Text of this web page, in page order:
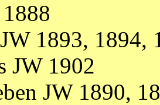
1893, 1894,
JW 1902
JW 1890,